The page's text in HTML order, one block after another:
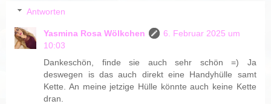
Antworten
Yasmina Rosa Wölkchen
6. Februar 2025 um
10:03
Dankeschön, finde sie auch sehr schön =) Ja
deswegen is das auch direkt eine Handyhülle samt
Kette. An meine jetzige Hülle könnte auch keine Kette
dran.